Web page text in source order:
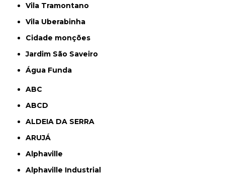
Vila Tramontano
Vila Uberabinha
cidade monções
jardim São Saveiro
Água Funda
ABC
ABCD
ALDEIA DA SERRA
ARUJÁ
Alphaville
Alphaville Industrial